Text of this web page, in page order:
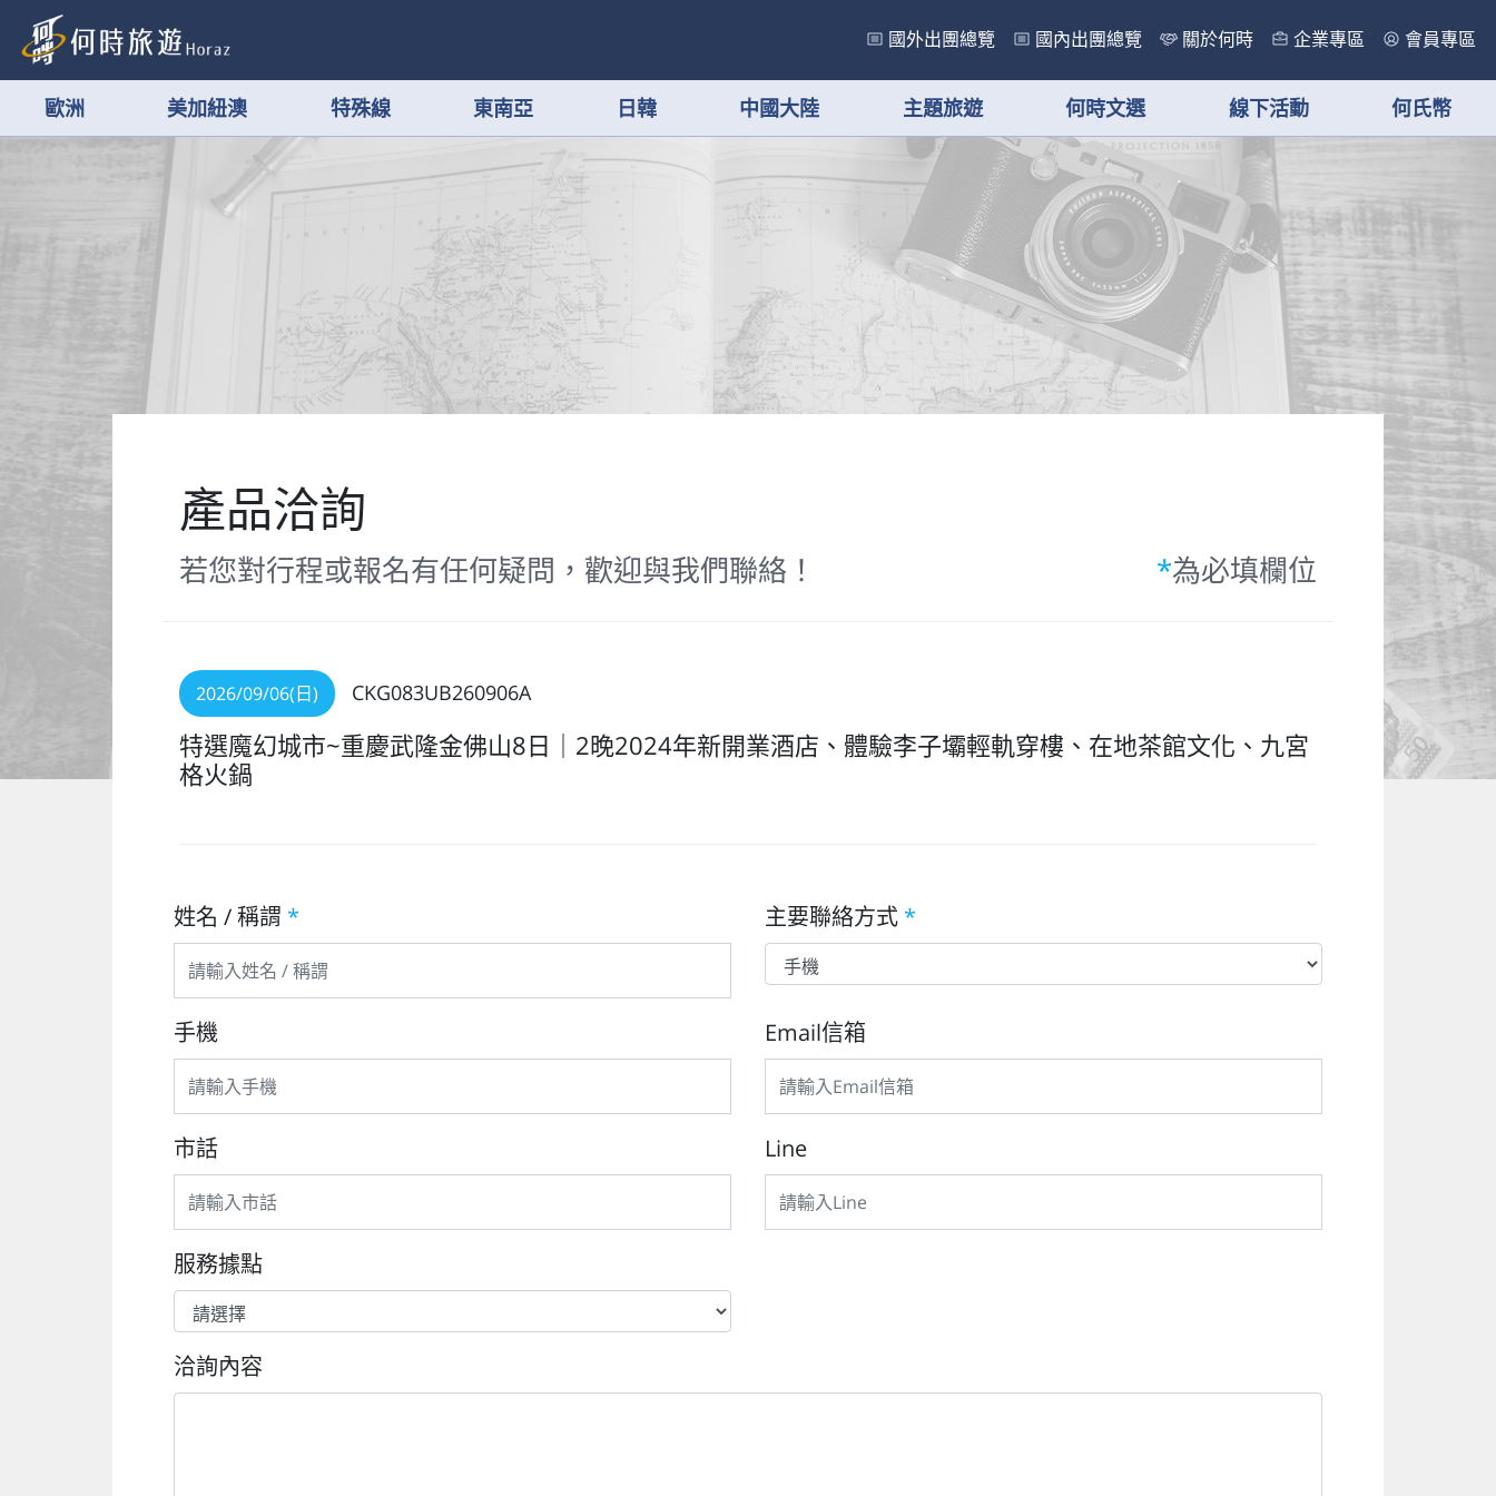
國外出團總覽 國內出團總覽 關於何時 企業專區 會員專區
歐洲 美加紐澳 特殊線 東南亞 日韓 中國大陸 主題旅遊 何時文選 線下活動 何氏幣
產品洽詢
若您對行程或報名有任何疑問，歡迎與我們聯絡！ *為必填欄位
2026/09/06(日) CKG083UB260906A
特選魔幻城市~重慶武隆金佛山8日｜2晚2024年新開業酒店、體驗李子壩輕軌穿樓、在地茶館文化、九宮
格火鍋
姓名 / 稱謂 * 主要聯絡方式 *
手機 Email信箱
市話 Line
服務據點
洽詢內容